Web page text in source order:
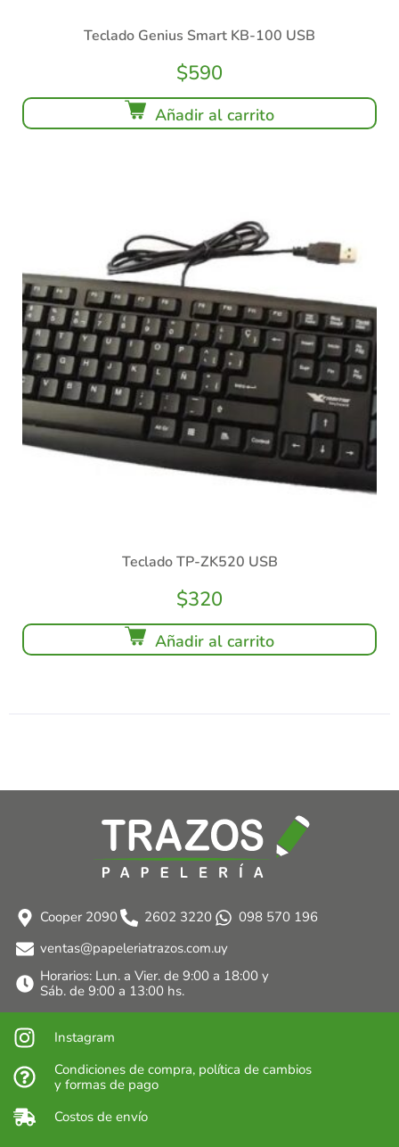
Teclado Genius Smart KB-100 USB
$590
Añadir al carrito
Teclado TP-ZK520 USB
$320
Añadir al carrito
Cooper 2090 2602 3220
098 570 196
ventas@papeleriatrazos.com.uy
Horarios: Lun. a Vier. de 9:00 a 18:00 y
Sáb. de 9:00 a 13:00 hs.
Instagram
Condiciones de compra, política de cambios
y formas de pago
Costos de envío